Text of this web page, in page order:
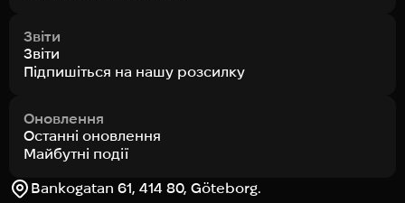
Звіти
Звіти
Підпишіться на нашу розсилку
Оновлення
Останні оновлення
Майбутні події
Bankogatan 61, 414 80, Göteborg.